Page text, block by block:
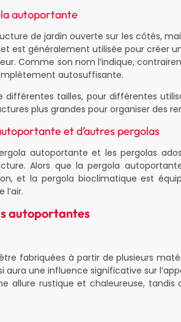
autoportante
de jardin ouverte sur les côtés,
est généralement utilisée pour créer
Comme son nom l’indique,
autosuffisante.
tailles, pour différentes
plus grandes pour organiser des
et d’autres pergolas
autoportante et les pergolas
Alors que la pergola
et la pergola bioclimatique est
autoportantes
fabriquées à partir de plusieurs
une influence significative sur
allure rustique et chaleureuse,